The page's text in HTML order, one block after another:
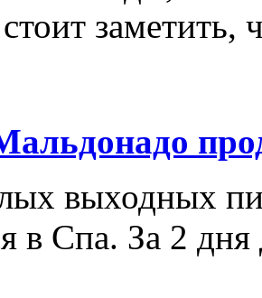
выходных
в Спа. За 2